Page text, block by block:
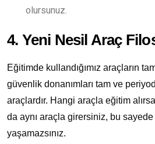
olursunuz.
4. Yeni Nesil Araç
Eğitimde kullandığımız araçların
güvenlik donanımları tam ve
araçlardır. Hangi araçla eğitim
da aynı araçla girersiniz, bu sayede
yaşamazsınız.